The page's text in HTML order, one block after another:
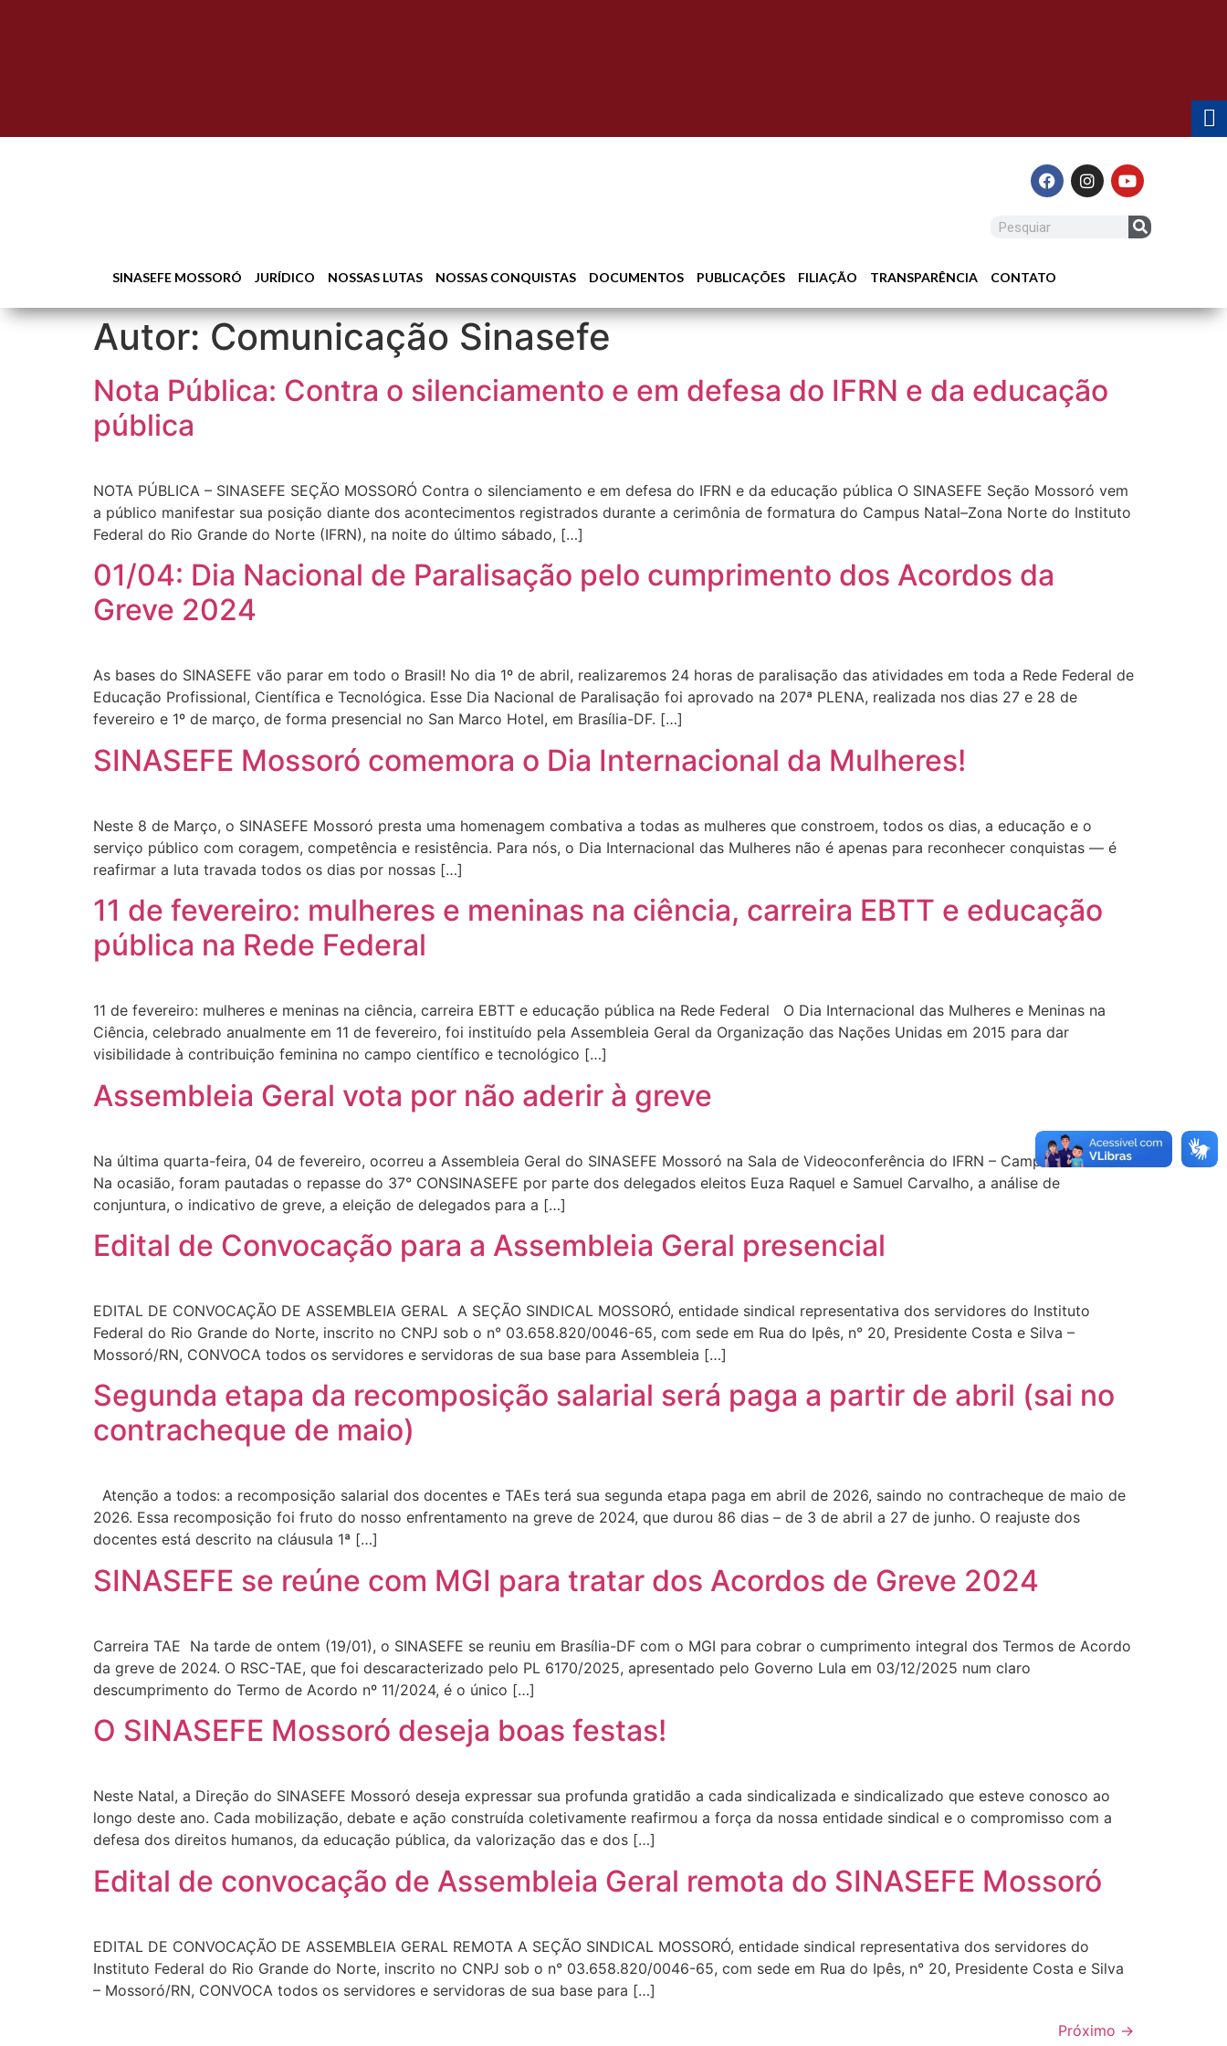
SINASEFE MOSSORÓ JURÍDICO NOSSAS LUTAS NOSSAS CONQUISTAS DOCUMENTOS PUBLICAÇÕES FILIAÇÃO TRANSPARÊNCIA CONTATO
Autor: Comunicação Sinasefe
Nota Pública: Contra o silenciamento e em defesa do IFRN e da educação
pública
NOTA PÚBLICA – SINASEFE SEÇÃO MOSSORÓ Contra o silenciamento e em defesa do IFRN e da educação pública O SINASEFE Seção Mossoró vem
a público manifestar sua posição diante dos acontecimentos registrados durante a cerimônia de formatura do Campus Natal–Zona Norte do Instituto
Federal do Rio Grande do Norte (IFRN), na noite do último sábado, […]
01/04: Dia Nacional de Paralisação pelo cumprimento dos Acordos da
Greve 2024
As bases do SINASEFE vão parar em todo o Brasil! No dia 1º de abril, realizaremos 24 horas de paralisação das atividades em toda a Rede Federal de
Educação Profissional, Científica e Tecnológica. Esse Dia Nacional de Paralisação foi aprovado na 207ª PLENA, realizada nos dias 27 e 28 de
fevereiro e 1º de março, de forma presencial no San Marco Hotel, em Brasília-DF. […]
SINASEFE Mossoró comemora o Dia Internacional da Mulheres!
Neste 8 de Março, o SINASEFE Mossoró presta uma homenagem combativa a todas as mulheres que constroem, todos os dias, a educação e o
serviço público com coragem, competência e resistência. Para nós, o Dia Internacional das Mulheres não é apenas para reconhecer conquistas — é
reafirmar a luta travada todos os dias por nossas […]
11 de fevereiro: mulheres e meninas na ciência, carreira EBTT e educação
pública na Rede Federal
11 de fevereiro: mulheres e meninas na ciência, carreira EBTT e educação pública na Rede Federal O Dia Internacional das Mulheres e Meninas na
Ciência, celebrado anualmente em 11 de fevereiro, foi instituído pela Assembleia Geral da Organização das Nações Unidas em 2015 para dar
visibilidade à contribuição feminina no campo científico e tecnológico […]
Assembleia Geral vota por não aderir à greve
Na última quarta-feira, 04 de fevereiro, ocorreu a Assembleia Geral do SINASEFE Mossoró na Sala de Videoconferência do IFRN – Campus Mossoró.
Na ocasião, foram pautadas o repasse do 37° CONSINASEFE por parte dos delegados eleitos Euza Raquel e Samuel Carvalho, a análise de
conjuntura, o indicativo de greve, a eleição de delegados para a […]
Edital de Convocação para a Assembleia Geral presencial
EDITAL DE CONVOCAÇÃO DE ASSEMBLEIA GERAL A SEÇÃO SINDICAL MOSSORÓ, entidade sindical representativa dos servidores do Instituto
Federal do Rio Grande do Norte, inscrito no CNPJ sob o n° 03.658.820/0046-65, com sede em Rua do Ipês, n° 20, Presidente Costa e Silva –
Mossoró/RN, CONVOCA todos os servidores e servidoras de sua base para Assembleia […]
Segunda etapa da recomposição salarial será paga a partir de abril (sai no
contracheque de maio)
Atenção a todos: a recomposição salarial dos docentes e TAEs terá sua segunda etapa paga em abril de 2026, saindo no contracheque de maio de
2026. Essa recomposição foi fruto do nosso enfrentamento na greve de 2024, que durou 86 dias – de 3 de abril a 27 de junho. O reajuste dos
docentes está descrito na cláusula 1ª […]
SINASEFE se reúne com MGI para tratar dos Acordos de Greve 2024
Carreira TAE Na tarde de ontem (19/01), o SINASEFE se reuniu em Brasília-DF com o MGI para cobrar o cumprimento integral dos Termos de Acordo
da greve de 2024. O RSC-TAE, que foi descaracterizado pelo PL 6170/2025, apresentado pelo Governo Lula em 03/12/2025 num claro
descumprimento do Termo de Acordo nº 11/2024, é o único […]
O SINASEFE Mossoró deseja boas festas!
Neste Natal, a Direção do SINASEFE Mossoró deseja expressar sua profunda gratidão a cada sindicalizada e sindicalizado que esteve conosco ao
longo deste ano. Cada mobilização, debate e ação construída coletivamente reafirmou a força da nossa entidade sindical e o compromisso com a
defesa dos direitos humanos, da educação pública, da valorização das e dos […]
Edital de convocação de Assembleia Geral remota do SINASEFE Mossoró
EDITAL DE CONVOCAÇÃO DE ASSEMBLEIA GERAL REMOTA A SEÇÃO SINDICAL MOSSORÓ, entidade sindical representativa dos servidores do
Instituto Federal do Rio Grande do Norte, inscrito no CNPJ sob o n° 03.658.820/0046-65, com sede em Rua do Ipês, n° 20, Presidente Costa e Silva
– Mossoró/RN, CONVOCA todos os servidores e servidoras de sua base para […]
Próximo →